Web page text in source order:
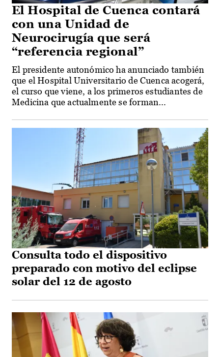
El Hospital de Cuenca contará
con una Unidad de
Neurocirugía que será
“referencia regional”
El presidente autonómico ha anunciado también
que el Hospital Universitario de Cuenca acogerá,
el curso que viene, a los primeros estudiantes de
Medicina que actualmente se forman...
Consulta todo el dispositivo
preparado con motivo del eclipse
solar del 12 de agosto